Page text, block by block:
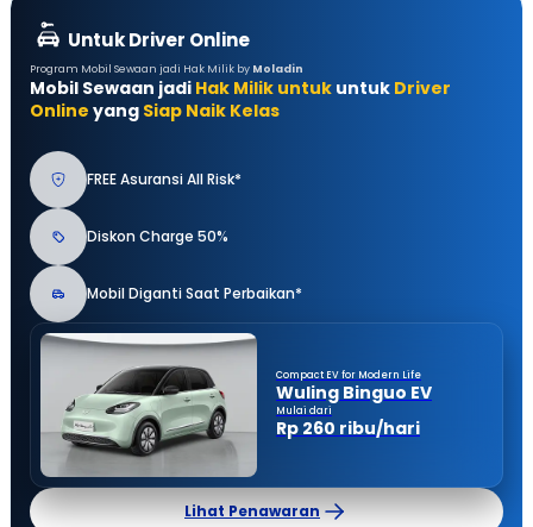
Untuk Driver Online
Program Mobil Sewaan jadi Hak Milik by Moladin
Mobil Sewaan jadi Hak Milik untuk untuk Driver
Online yang Siap Naik Kelas
FREE Asuransi All Risk*
Diskon Charge 50%
Mobil Diganti Saat Perbaikan*
Compact EV for Modern Life
Wuling Binguo EV
Mulai dari
Rp 260 ribu/hari
Lihat Penawaran